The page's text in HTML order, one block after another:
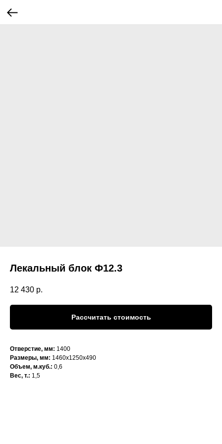
Лекальный блок Ф12.3
12 430 р.
Рассчитать стоимость
Отверстие, мм: 1400
Размеры, мм: 1460х1250х490
Объем, м.куб.: 0,6
Вес, т.: 1,5